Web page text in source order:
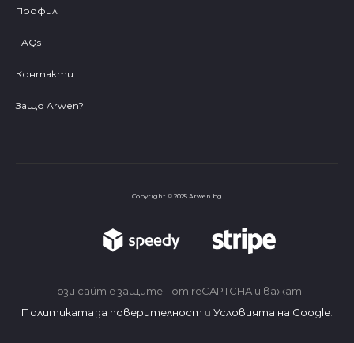
Профил
FAQs
Контакти
Защо Arwen?
Copyright © 2025 Arwen.bg
Този сайт е защитен от reCAPTCHA и важат
Политиката за поверителност и Условията на Google